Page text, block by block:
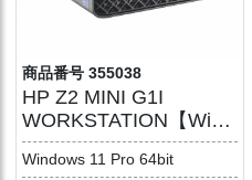
商品番号 355038
HP Z2 MINI G1I
WORKSTATION【Win1
1】
Windows 11 Pro 64bit